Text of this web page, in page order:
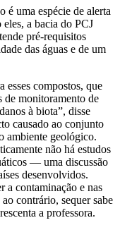
é uma espécie de alerta
a bacia do PCJ
pré-requisitos
das águas e de um
esses compostos, que
de monitoramento de
à biota”, disse
causado ao conjunto
ambiente geológico.
não há estudos
— uma discussão
desenvolvidos.
a contaminação e nas
contrário, sequer sabe
a professora.